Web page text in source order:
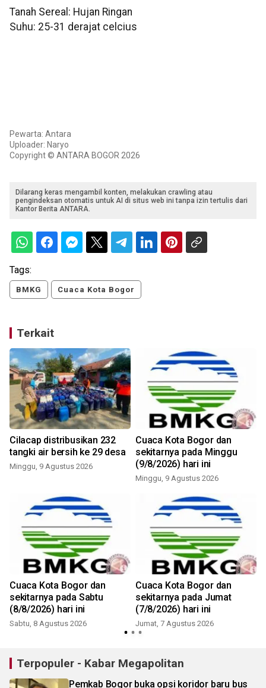
Tanah Sereal: Hujan Ringan
Suhu: 25-31 derajat celcius
Pewarta: Antara
Uploader: Naryo
Copyright © ANTARA BOGOR 2026
Dilarang keras mengambil konten, melakukan crawling atau
pengindeksan otomatis untuk AI di situs web ini tanpa izin tertulis dari
Kantor Berita ANTARA.
Tags:
BMKG Cuaca Kota Bogor
Terkait
Cilacap distribusikan 232
tangki air bersih ke 29 desa
Minggu, 9 Agustus 2026
Cuaca Kota Bogor dan
sekitarnya pada Minggu
(9/8/2026) hari ini
Minggu, 9 Agustus 2026
Cuaca Kota Bogor dan
sekitarnya pada Sabtu
(8/8/2026) hari ini
Sabtu, 8 Agustus 2026
Cuaca Kota Bogor dan
sekitarnya pada Jumat
(7/8/2026) hari ini
Jumat, 7 Agustus 2026
Terpopuler - Kabar Megapolitan
Pemkab Bogor buka opsi koridor baru bus